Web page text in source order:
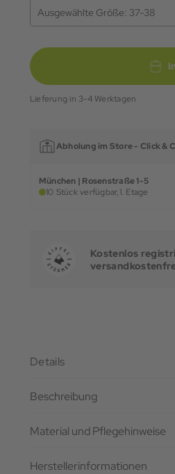
Ausgewählte Größe: 37-38
Lieferung in 3-4 Werktagen
Abholung im Store - Click &
München | Rosenstraße 1-5
10 Stück verfügbar,1. Etage
Kostenlos
Details
Beschreibung
Material und Pflegehinweise
Herstellerinformationen